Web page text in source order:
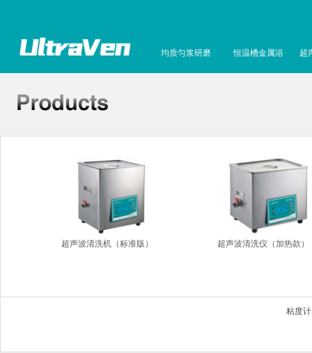
均质匀浆研磨 恒温槽金属浴 超
超声波清洗机（标准版） 超声波清洗仪（加热款）
粘度计